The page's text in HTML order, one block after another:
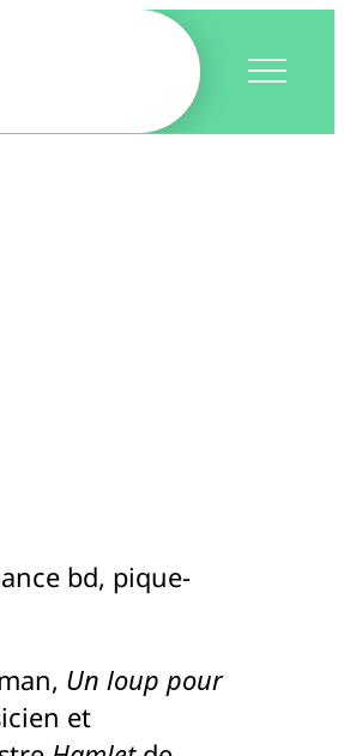
bd, pique-
Un loup pour
et